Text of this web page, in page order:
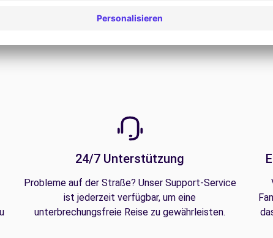
24/7 Unterstützung
Probleme auf der Straße? Unser Support-Service
ist jederzeit verfügbar, um eine
unterbrechungsfreie Reise zu gewährleisten.